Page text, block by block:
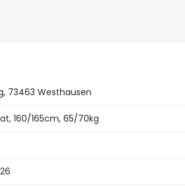
73463 Westhausen
160/165cm, 65/70kg